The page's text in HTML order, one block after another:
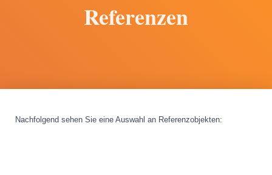
Referenzen
Nachfolgend sehen Sie eine Auswahl an Referenzobjekten: